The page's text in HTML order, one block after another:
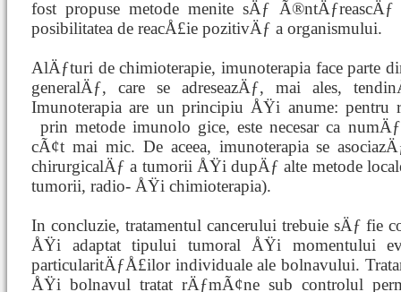
fost propuse metode menite sÄƒ Ã®ntÄƒreascÄƒ
posibilitatea de reacÅ£ie pozitivÄƒ a organismului.
AlÄƒturi de chimioterapie, imunoterapia face parte
generalÄƒ, care se adreseazÄƒ, mai ales,
Imunoterapia are un principiu ÅŸi anume: pentru
prin metode imunolo gice, este necesar ca
cÃ¢t mai mic. De aceea, imunoterapia se
chirurgicalÄƒ a tumorii ÅŸi dupÄƒ alte metode
tumorii, radio- ÅŸi chimioterapia).
In concluzie, tratamentul cancerului trebuie sÄƒ fie
ÅŸi adaptat tipului tumoral ÅŸi momentului
particularitÄƒÅ£ilor individuale ale bolnavului.
ÅŸi bolnavul tratat rÄƒmÃ¢ne sub controlul